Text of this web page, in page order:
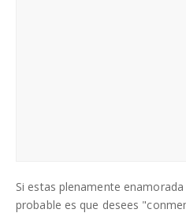
Si estas plenamente
probable es que desees